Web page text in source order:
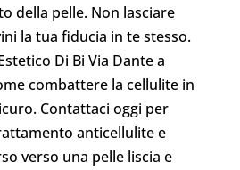
della pelle. Non lasciare
la tua fiducia in te stesso.
Di Bi Via Dante a
combattere la cellulite in
Contattaci oggi per
anticellulite e
verso una pelle liscia e